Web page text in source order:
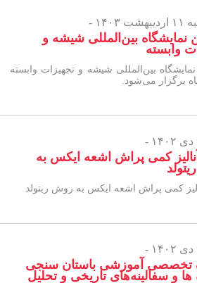
-
نمایشگاه بین‌المللی شیشه و
وابسته
بین‌المللی شیشه و تجهیزات وابسته
برگزار می‌شود.
کمی پراش اشعه ایکس به
کمی پراش اشعه ایکس به روش ریتولد
تخصصی آموزشی باستان سنجی
و سفالینه‌های تاریخی و تحلیل